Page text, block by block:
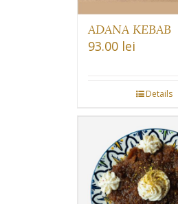
ADANA KEBAB
93.00 lei
Details